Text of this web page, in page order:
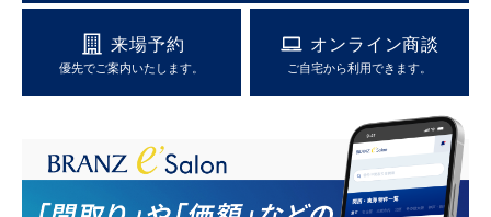
来場予約
優先でご案内いたします。
オンライン商談
ご自宅から利用できます。